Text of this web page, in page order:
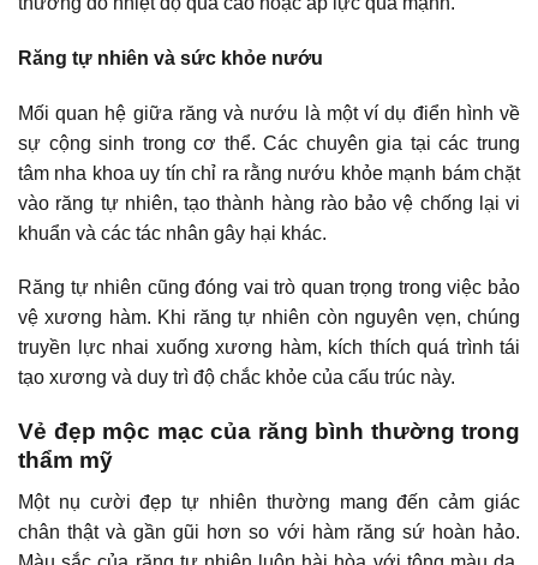
Răng tự nhiên và sức khỏe nướu
Mối quan hệ giữa răng và nướu là một ví dụ điển hình về
sự cộng sinh trong cơ thể.Các chuyên gia tại các trung
tâm nha khoa uy tín chỉ ra rằng nướu khỏe mạnh bám chặt
vào răng tự nhiên, tạo thành hàng rào bảo vệ chống lại vi
khuẩn và các tác nhân gây hại khác.
Răng tự nhiên cũng đóng vai trò quan trọng trong việc bảo
vệ xương hàm. Khi răng tự nhiên còn nguyên vẹn, chúng
truyền lực nhai xuống xương hàm, kích thích quá trình tái
tạo xương và duy trì độ chắc khỏe của cấu trúc này.
Vẻ đẹp mộc mạc của răng bình thường trong
thẩm mỹ
Một nụ cười đẹp tự nhiên thường mang đến cảm giác
chân thật và gần gũi hơn so với hàm răng sứ hoàn hảo.